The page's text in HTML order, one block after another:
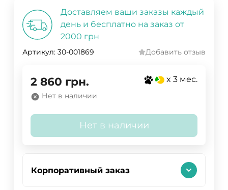
Доставляем ваши заказы каждый
день и бесплатно на заказ от
2000 грн
Артикул: 30-001869 Добавить отзыв
2 860 грн. x 3 мес.
Нет в наличии
Нет в наличии
Корпоративный заказ